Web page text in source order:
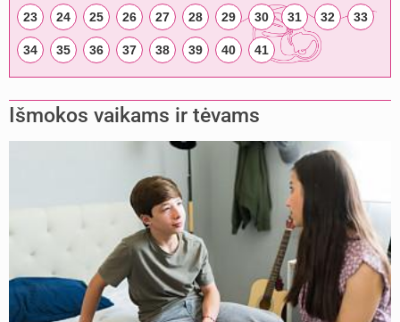
23 24 25 26 27 28 29 30 31 32 33
34 35 36 37 38 39 40 41
Išmokos vaikams ir tėvams